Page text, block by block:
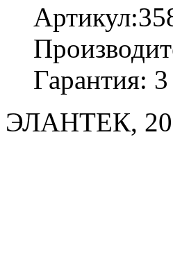
Гарантия: 3
ЭЛАНТЕК,